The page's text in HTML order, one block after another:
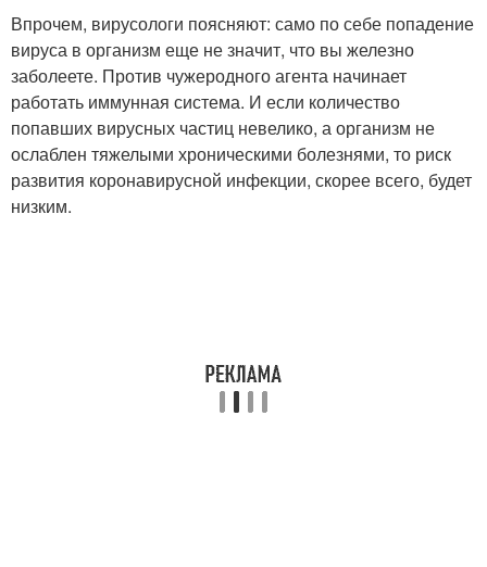
Впрочем, вирусологи поясняют: само по себе попадение
вируса в организм еще не значит, что вы железно
заболеете. Против чужеродного агента начинает
работать иммунная система. И если количество
попавших вирусных частиц невелико, а организм не
ослаблен тяжелыми хроническими болезнями, то риск
развития коронавирусной инфекции, скорее всего, будет
низким.